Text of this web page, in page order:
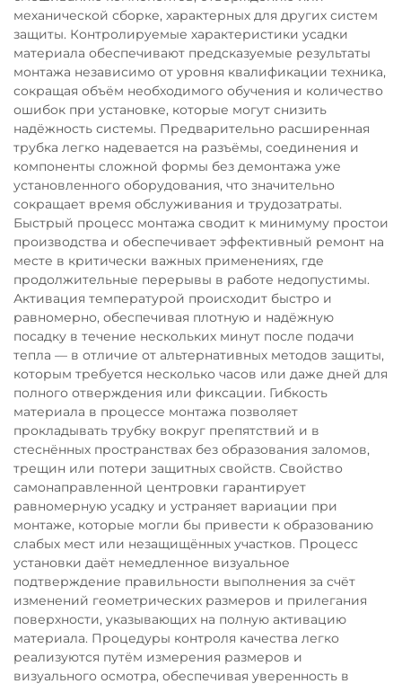
механической сборке, характерных для других систем
защиты. Контролируемые характеристики усадки
материала обеспечивают предсказуемые результаты
монтажа независимо от уровня квалификации техника,
сокращая объём необходимого обучения и количество
ошибок при установке, которые могут снизить
надёжность системы. Предварительно расширенная
трубка легко надевается на разъёмы, соединения и
компоненты сложной формы без демонтажа уже
установленного оборудования, что значительно
сокращает время обслуживания и трудозатраты.
Быстрый процесс монтажа сводит к минимуму простои
производства и обеспечивает эффективный ремонт на
месте в критически важных применениях, где
продолжительные перерывы в работе недопустимы.
Активация температурой происходит быстро и
равномерно, обеспечивая плотную и надёжную
посадку в течение нескольких минут после подачи
тепла — в отличие от альтернативных методов защиты,
которым требуется несколько часов или даже дней для
полного отверждения или фиксации. Гибкость
материала в процессе монтажа позволяет
прокладывать трубку вокруг препятствий и в
стеснённых пространствах без образования заломов,
трещин или потери защитных свойств. Свойство
самонаправленной центровки гарантирует
равномерную усадку и устраняет вариации при
монтаже, которые могли бы привести к образованию
слабых мест или незащищённых участков. Процесс
установки даёт немедленное визуальное
подтверждение правильности выполнения за счёт
изменений геометрических размеров и прилегания
поверхности, указывающих на полную активацию
материала. Процедуры контроля качества легко
реализуются путём измерения размеров и
визуального осмотра, обеспечивая уверенность в